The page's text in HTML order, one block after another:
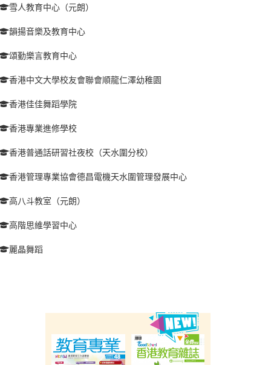
雪人教育中心（元朗）
韻揚音樂及教育中心
頌勤樂言教育中心
香港中文大學校友會聯會順龍仁澤幼稚園
香港佳佳舞蹈學院
香港專業進修學校
香港普通話研習社夜校（天水圍分校）
香港管理專業協會德昌電機天水圍管理發展中心
高八斗教室（元朗）
高階思維學習中心
麗晶舞蹈